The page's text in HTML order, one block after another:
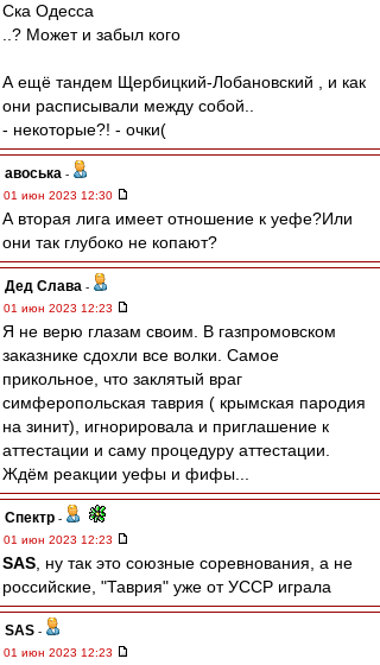
Ска Одесса
..? Может и забыл кого
А ещё тандем Щербицкий-Лобановский , и как
они расписывали между собой..
- некоторые?! - очки(
авоська -
01 июн 2023 12:30
А вторая лига имеет отношение к уефе?Или
они так глубоко не копают?
Дед Слава -
01 июн 2023 12:23
Я не верю глазам своим. В газпромовском
заказнике сдохли все волки. Самое
прикольное, что заклятый враг
симферопольская таврия ( крымская пародия
на зинит), игнорировала и приглашение к
аттестации и саму процедуру аттестации.
Ждём реакции уефы и фифы...
Спектр -
01 июн 2023 12:23
SAS , ну так это союзные соревнования, а не
российские, "Таврия" уже от УССР играла
SAS -
01 июн 2023 12:23